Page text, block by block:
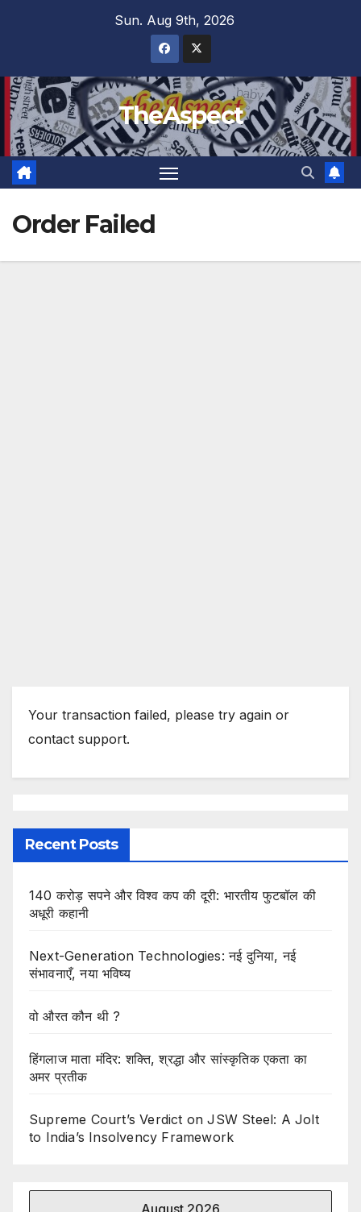
Sun. Aug 9th, 2026
TheAspect
Order Failed
Your transaction failed, please try again or
contact support.
Recent Posts
140 करोड़ सपने और विश्व कप की दूरी: भारतीय फुटबॉल की
अधूरी कहानी
Next-Generation Technologies: नई दुनिया, नई
संभावनाएँ, नया भविष्य
वो औरत कौन थी ?
हिंगलाज माता मंदिर: शक्ति, श्रद्धा और सांस्कृतिक एकता का
अमर प्रतीक
Supreme Court’s Verdict on JSW Steel: A Jolt
to India’s Insolvency Framework
August 2026